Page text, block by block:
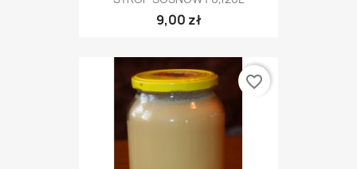
9,00 zł
favorite_border